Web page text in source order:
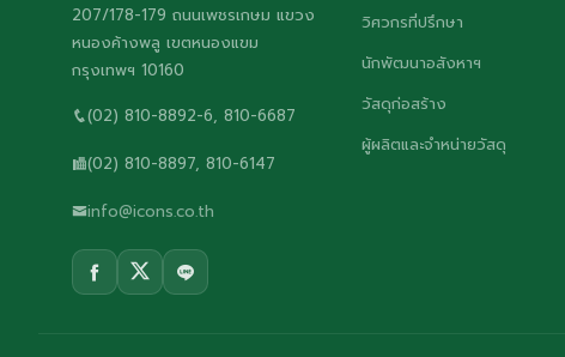
207/178-179 ถนนเพชรเกษม แขวง
หนองค้างพลู เขตหนองแขม
กรุงเทพฯ 10160
(02) 810-8892-6, 810-6687
(02) 810-8897, 810-6147
info@icons.co.th
วิศวกรที่ปรึกษา
นักพัฒนาอสังหาฯ
วัสดุก่อสร้าง
ผู้ผลิตและจำหน่ายวัสดุ